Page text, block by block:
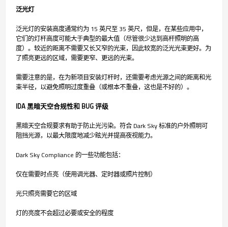
泛光灯
泛光灯的安装高度通常约为 15 英尺至 35 英尺，但是，在某些应用中，
它们的灯杆高度可能大于典型的最大值（尽管很少达到高杆照明的高
度）。较近的距离不需要又长又窄的光束，因此较宽的泛光光束更好。为
了照亮更远的区域，需要更窄、更远的光束。
需要注意的是，在为新项目安装灯杆时，还需要考虑光源之间的距离和光
束半径，以避免照明过度重叠（或根本不重叠，这也是不好的）。
IDA 黑暗天空合规性和 BUG 评级
黑暗天空合规要求有助于防止光污染。符合 Dark Sky 标准的户外照明可
阻挡光源，以最大限度地减少眩光并提高夜视能力。
Dark Sky Compliance 的一些功能包括：
仅在需要时点亮（使用调光器、定时器或照片控制）
光只照亮需要它的区域
灯的亮度不会超过必要或安全的程度